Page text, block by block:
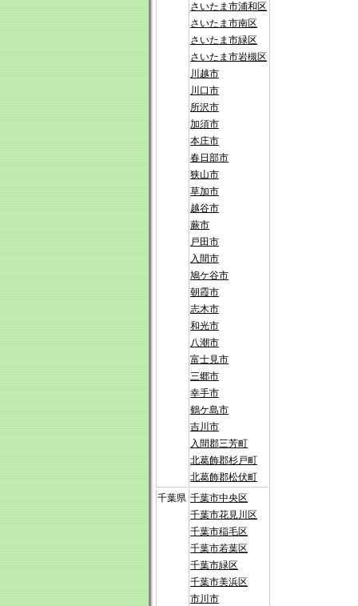
さいたま市浦和区
さいたま市南区
さいたま市緑区
さいたま市岩槻区
川越市
川口市
所沢市
加須市
本庄市
春日部市
狭山市
草加市
越谷市
蕨市
戸田市
入間市
鳩ケ谷市
朝霞市
志木市
和光市
八潮市
富士見市
三郷市
幸手市
鶴ケ島市
吉川市
入間郡三芳町
北葛飾郡杉戸町
北葛飾郡松伏町
千葉県 千葉市中央区
千葉市花見川区
千葉市稲毛区
千葉市若葉区
千葉市緑区
千葉市美浜区
市川市